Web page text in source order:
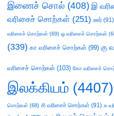
இணைச் சொல் (408) இ
வரிசைச் சொற்கள் (251) ஊர் (91)
வரிசைச் சொற்கள் (69) ஒ வரிசைச் சொற்கள்
(339) கா வரிசைச் சொற்கள் (99) கு
வரிசைச் சொற்கள் (103) கோ வரிசைச்
இலக்கியம் (4407)
சொற்கள் (68) சி வரிசைச் சொற்கள் (91) சு